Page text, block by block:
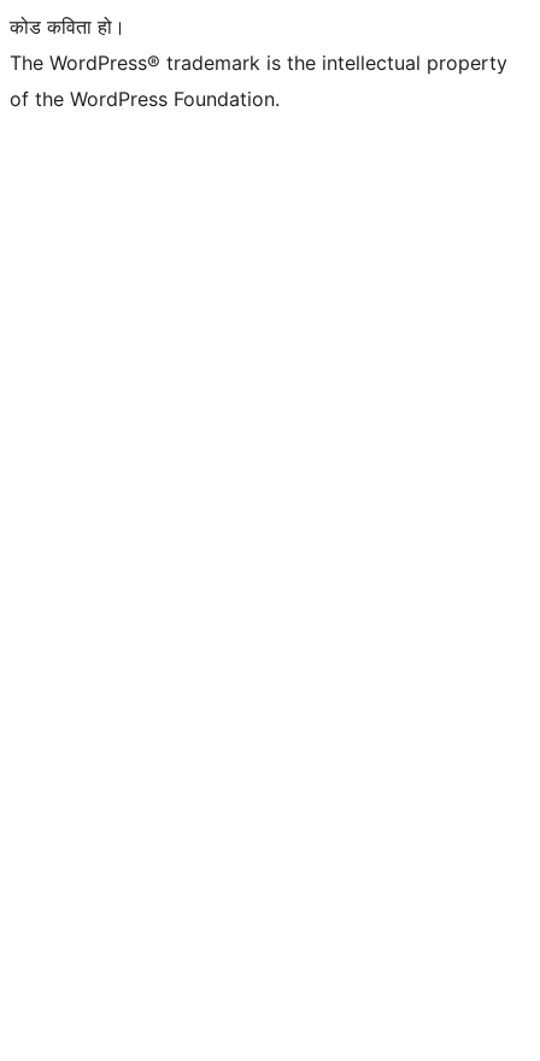
कोड कविता हो।
The WordPress® trademark is the intellectual property
of the WordPress Foundation.